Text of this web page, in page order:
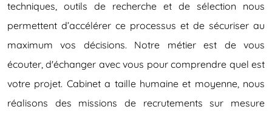
techniques, outils de recherche et de sélection nous
permettent d’accélérer ce processus et de sécuriser au
maximum vos décisions. Notre métier est de vous
écouter,d'échanger avec vous pourcomprendre quel est
votre projet. Cabinet a taille humaine et moyenne, nous
réalisons des missions de recrutements sur mesure